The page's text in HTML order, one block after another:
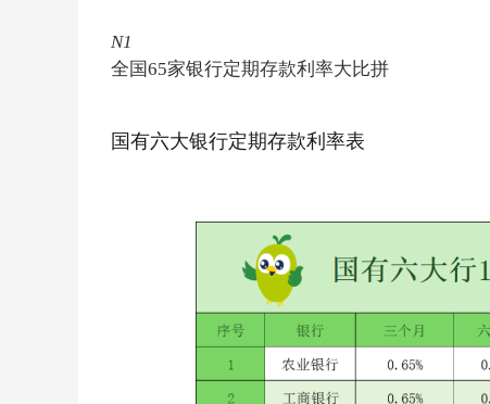
N1
全国65家银行定期存款利率大比拼
国有六大银行定期存款利率表